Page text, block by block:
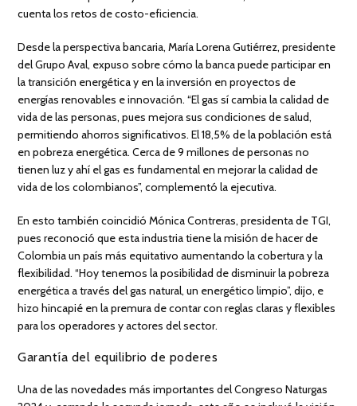
cuenta los retos de costo-eficiencia.
Desde la perspectiva bancaria, María Lorena Gutiérrez, presidente
del Grupo Aval, expuso sobre cómo la banca puede participar en
la transición energética y en la inversión en proyectos de
energías renovables e innovación. “El gas sí cambia la calidad de
vida de las personas, pues mejora sus condiciones de salud,
permitiendo ahorros significativos. El 18,5% de la población está
en pobreza energética. Cerca de 9 millones de personas no
tienen luz y ahí el gas es fundamental en mejorar la calidad de
vida de los colombianos”, complementó la ejecutiva.
En esto también coincidió Mónica Contreras, presidenta de TGI,
pues reconoció que esta industria tiene la misión de hacer de
Colombia un país más equitativo aumentando la cobertura y la
flexibilidad. “Hoy tenemos la posibilidad de disminuir la pobreza
energética a través del gas natural, un energético limpio”, dijo, e
hizo hincapié en la premura de contar con reglas claras y flexibles
para los operadores y actores del sector.
Garantía del equilibrio de poderes
Una de las novedades más importantes del Congreso Naturgas